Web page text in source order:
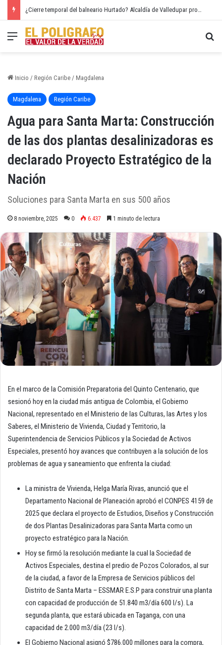
¿Cierre temporal del balneario Hurtado? Alcaldía de Valledupar propone recuperar el río Guatapurí
Menú
Inicio / Región Caribe / Magdalena
Magdalena Región Caribe
Agua para Santa Marta: Construcción
de las dos plantas desalinizadoras es
declarado Proyecto Estratégico de la
Nación
Soluciones para Santa Marta en sus 500 años
8 noviembre, 2025 0 6.437 1 minuto de lectura
En el marco de la Comisión Preparatoria del Quinto Centenario, que
sesionó hoy en la ciudad más antigua de Colombia, el Gobierno
Nacional, representado en el Ministerio de las Culturas, las Artes y los
Saberes, el Ministerio de Vivienda, Ciudad y Territorio, la
Superintendencia de Servicios Públicos y la Sociedad de Activos
Especiales, presentó hoy avances que contribuyen a la solución de los
problemas de agua y saneamiento que enfrenta la ciudad:
La ministra de Vivienda, Helga María Rivas, anunció que el
Departamento Nacional de Planeación aprobó el CONPES 4159 de
2025 que declara el proyecto de Estudios, Diseños y Construcción
de dos Plantas Desalinizadoras para Santa Marta como un
proyecto estratégico para la Nación.
Hoy se firmó la resolución mediante la cual la Sociedad de
Activos Especiales, destina el predio de Pozos Colorados, al sur
de la ciudad, a favor de la Empresa de Servicios públicos del
Distrito de Santa Marta – ESSMAR E.S.P para construir una planta
con capacidad de producción de 51.840 m3/día 600 l/s). La
segunda planta, que estará ubicada en Taganga, con una
capacidad de 2.000 m3/día (23 l/s).
El Gobierno Nacional asignó $786.000 millones para la compra,